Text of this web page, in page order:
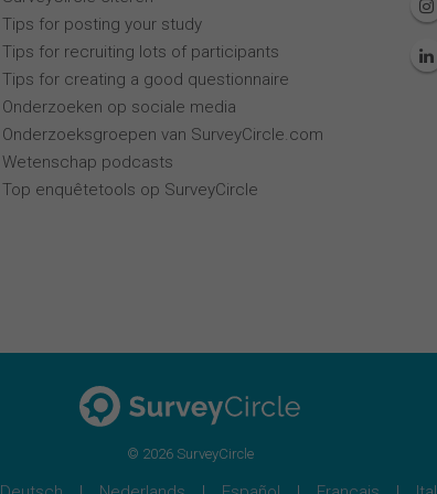
Tips for posting your study
Tips for recruiting lots of participants
Tips for creating a good questionnaire
Onderzoeken op sociale media
Onderzoeksgroepen van SurveyCircle.com
Wetenschap podcasts
Top enquêtetools op SurveyCircle
© 2026 SurveyCircle